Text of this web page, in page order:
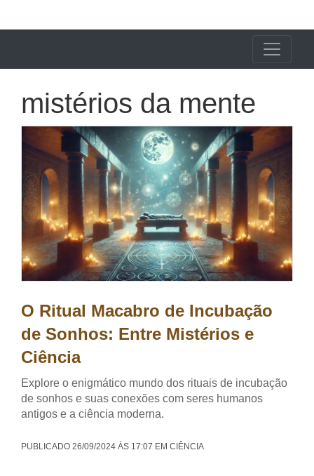
mistérios da mente
O Ritual Macabro de Incubação
de Sonhos: Entre Mistérios e
Ciência
Explore o enigmático mundo dos rituais de incubação
de sonhos e suas conexões com seres humanos
antigos e a ciência moderna.
PUBLICADO 26/09/2024 ÀS 17:07 EM CIÊNCIA